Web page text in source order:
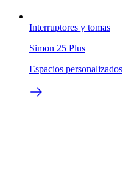
Interruptores y tomas
Simon 25 Plus
Espacios personalizados